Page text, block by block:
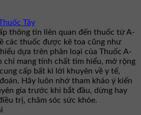
Tây
thông tin liên quan đến thuốc từ A-
các thuốc được kê toa cũng như
dựa trên phân loại của Thuốc A-
mang tính chất tìm hiểu, mở rộng
cấp bất kì lời khuyên về y tế,
Hãy luôn nhớ tham khảo ý kiến
gia trước khi bắt đầu, dừng hay
trị, chăm sóc sức khỏe.